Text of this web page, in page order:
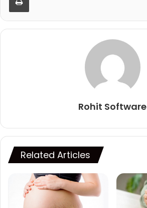
Rohit Software
Related Articles